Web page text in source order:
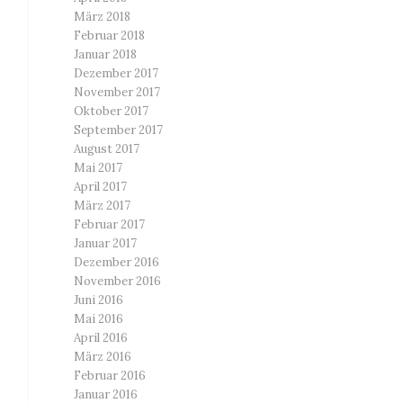
März 2018
Februar 2018
Januar 2018
Dezember 2017
November 2017
Oktober 2017
September 2017
August 2017
Mai 2017
April 2017
März 2017
Februar 2017
Januar 2017
Dezember 2016
November 2016
Juni 2016
Mai 2016
April 2016
März 2016
Februar 2016
Januar 2016